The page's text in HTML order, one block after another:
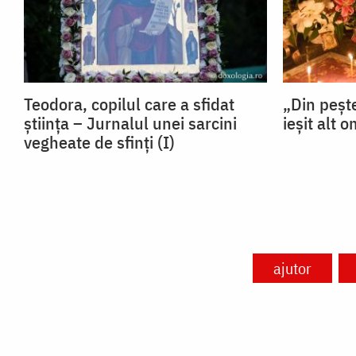
Teodora, copilul care a sfidat
știința – Jurnalul unei sarcini
vegheate de sfinți (I)
„Din
ieșit alt
ajutor